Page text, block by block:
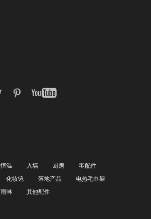
恒温 入墙 厨房
零配件
化妆镜 落地产品
电热毛巾架
雨淋 其他配件